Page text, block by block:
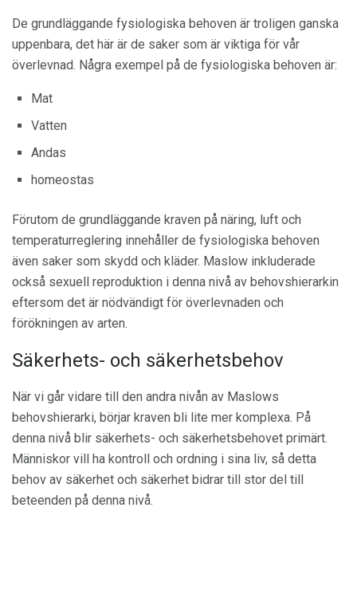
De grundläggande fysiologiska behoven är troligen ganska
uppenbara, det här är de saker som är viktiga för vår
överlevnad. Några exempel på de fysiologiska behoven är:
Mat
Vatten
Andas
homeostas
Förutom de grundläggande kraven på näring, luft och
temperaturreglering innehåller de fysiologiska behoven
även saker som skydd och kläder. Maslow inkluderade
också sexuell reproduktion i denna nivå av behovshierarkin
eftersom det är nödvändigt för överlevnaden och
förökningen av arten.
Säkerhets- och säkerhetsbehov
När vi går vidare till den andra nivån av Maslows
behovshierarki, börjar kraven bli lite mer komplexa. På
denna nivå blir säkerhets- och säkerhetsbehovet primärt.
Människor vill ha kontroll och ordning i sina liv, så detta
behov av säkerhet och säkerhet bidrar till stor del till
beteenden på denna nivå.